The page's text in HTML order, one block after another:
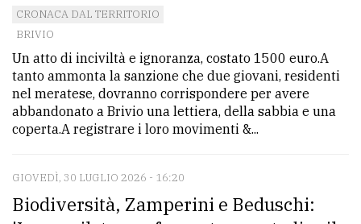
CRONACA DAL TERRITORIO
BRIVIO
Un atto di inciviltà e ignoranza, costato 1500 euro.A
tanto ammonta la sanzione che due giovani, residenti
nel meratese, dovranno corrispondere per avere
abbandonato a Brivio una lettiera, della sabbia e una
coperta.A registrare i loro movimenti &...
GIOVEDÌ, 30 LUGLIO 2026 - 16:20
Biodiversità, Zamperini e Beduschi: